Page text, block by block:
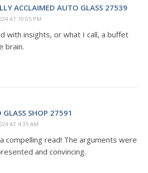
ACCLAIMED AUTO GLASS 27539
AT 10:05 PM
with insights, or what I call, a buffet
brain.
GLASS SHOP 27591
AT 4:35 AM
compelling read! The arguments were
and convincing.